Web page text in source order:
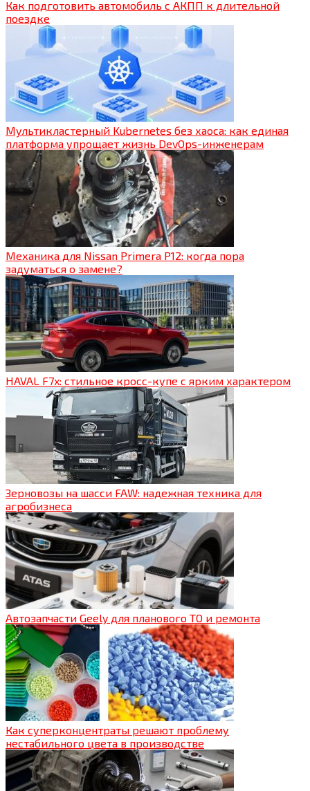
Как подготовить автомобиль с АКПП к длительной
поездке
Мультикластерный Kubernetes без хаоса: как единая
платформа упрощает жизнь DevOps-инженерам
Механика для Nissan Primera P12: когда пора
задуматься о замене?
HAVAL F7x: стильное кросс-купе с ярким характером
Зерновозы на шасси FAW: надежная техника для
агробизнеса
Автозапчасти Geely для планового ТО и ремонта
Как суперконцентраты решают проблему
нестабильного цвета в производстве